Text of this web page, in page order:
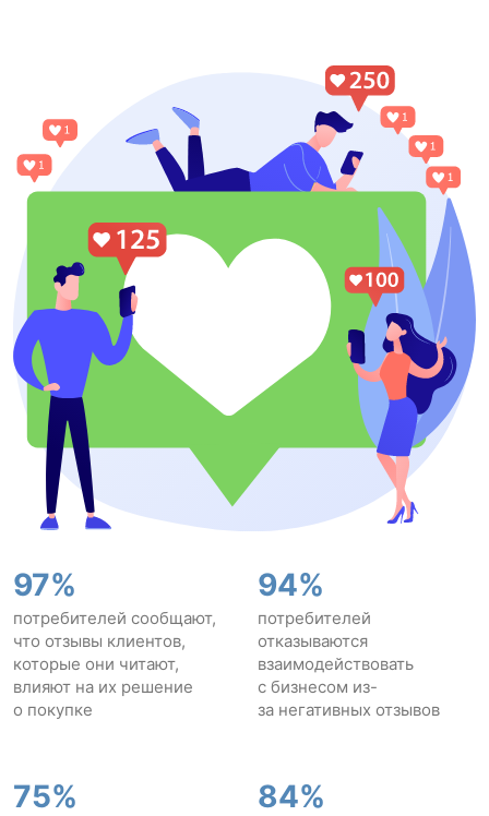
97%
потребителей сообщают,
что отзывы клиентов,
которые они читают,
влияют на их решение
о покупке
75%
94%
потребителей
отказываются
взаимодействовать
с бизнесом из-
за негативных отзывов
84%